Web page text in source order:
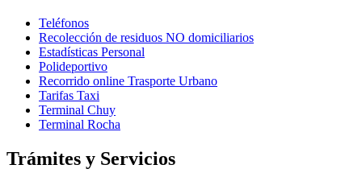
Teléfonos
Recolección de residuos NO domiciliarios
Estadísticas Personal
Polideportivo
Recorrido online Trasporte Urbano
Tarifas Taxi
Terminal Chuy
Terminal Rocha
Trámites y Servicios